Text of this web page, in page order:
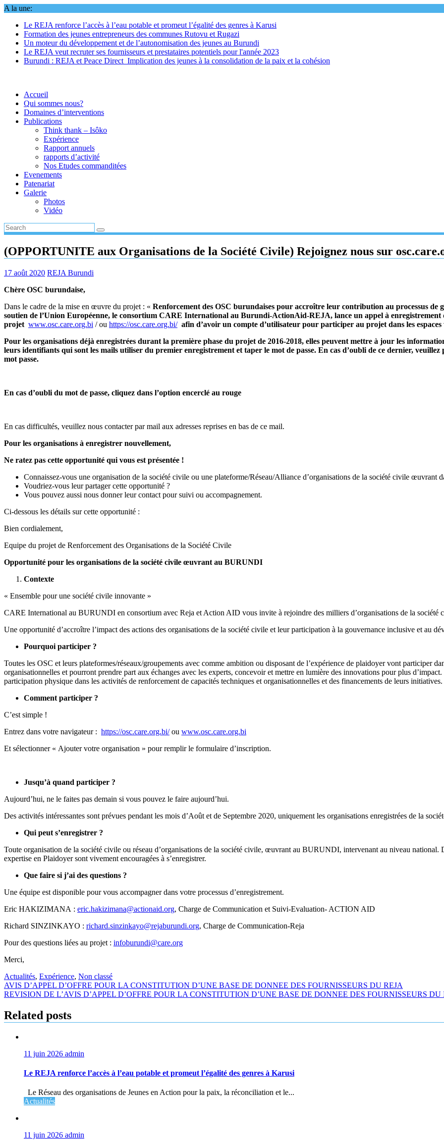
Skip
content
A la une:
Le REJA renforce l’accès à l’eau potable et promeut l’égalité des genres à Karusi
Formation des jeunes entrepreneurs des communes Rutovu et Rugazi
Un moteur du développement et de l’autonomisation des jeunes au Burundi
Le REJA veut recruter ses fournisseurs et prestataires potentiels pour l'année 2023
Burundi : REJA et Peace Direct_Implication des jeunes à la consolidation de la paix et la cohésion
Accueil
Qui sommes nous?
Domaines d’interventions
Publications
Think thank – Isôko
Expérience
Rapport annuels
rapports d’activité
Nos Etudes commanditées
Evenements
Patenariat
Galerie
Photos
Vidéo
(OPPORTUNITE aux Organisations de la Société Civile) Rejoignez nous sur
17 août 2020 REJA Burundi
Chère OSC burundaise,
Dans le cadre de la mise en œuvre du projet : « Renforcement des OSC burundaises pour accroître leur contribution au processus de
soutien de l’Union Européenne, le consortium CARE International au Burundi-ActionAid-REJA, lance un appel à enregistrement
projet www.osc.care.org.bi / ou https://osc.care.org.bi/ afin d’avoir un compte d’utilisateur pour participer au projet dans les
Pour les organisations déjà enregistrées durant la première phase du projet de 2016-2018, elles peuvent mettre à jour les
leurs identifiants qui sont les mails utiliser du premier enregistrement et taper le mot de passe. En cas d’oubli de ce dernier,
mot passe.
En cas d’oubli du mot de passe, cliquez dans l’option encerclé au rouge
En cas difficultés, veuillez nous contacter par mail aux adresses reprises en bas de ce mail.
Pour les organisations à enregistrer nouvellement,
Ne ratez pas cette opportunité qui vous est présentée !
Connaissez-vous une organisation de la société civile ou une plateforme/Réseau/Alliance d’organisations de la société civile œuvrant
Voudriez-vous leur partager cette opportunité ?
Vous pouvez aussi nous donner leur contact pour suivi ou accompagnement.
Ci-dessous les détails sur cette opportunité :
Bien cordialement,
Equipe du projet de Renforcement des Organisations de la Société Civile
Opportunité pour les organisations de la société civile œuvrant au BURUNDI
Contexte
« Ensemble pour une société civile innovante »
CARE International au BURUNDI en consortium avec Reja et Action AID vous invite à rejoindre des milliers d’organisations de la société
Une opportunité d’accroître l’impact des actions des organisations de la société civile et leur participation à la gouvernance inclusive et au
Pourquoi participer ?
Toutes les OSC et leurs plateformes/réseaux/groupements avec comme ambition ou disposant de l’expérience de plaidoyer vont participer
organisationnelles et pourront prendre part aux échanges avec les experts, concevoir et mettre en lumière des innovations pour plus
participation physique dans les activités de renforcement de capacités techniques et organisationnelles et des financements de leurs initiatives.
Comment participer ?
C’est simple !
Entrez dans votre navigateur : https://osc.care.org.bi/ou www.osc.care.org.bi
Et sélectionner « Ajouter votre organisation » pour remplir le formulaire d’inscription.
Jusqu’à quand participer ?
Aujourd’hui, ne le faites pas demain si vous pouvez le faire aujourd’hui.
Des activités intéressantes sont prévues pendant les mois d’Août et de Septembre 2020, uniquement les organisations enregistrées de la
Qui peut s’enregistrer ?
Toute organisation de la société civile ou réseau d’organisations de la société civile, œuvrant au BURUNDI, intervenant au niveau
expertise en Plaidoyer sont vivement encouragées à s’enregistrer.
Que faire si j’ai des questions ?
Une équipe est disponible pour vous accompagner dans votre processus d’enregistrement.
Eric HAKIZIMANA : eric.hakizimana@actionaid.org, Charge de Communication et Suivi-Evaluation- ACTION AID
Richard SINZINKAYO : richard.sinzinkayo@rejaburundi.org, Charge de Communication-Reja
Pour des questions liées au projet : infoburundi@care.org
Merci,
Actualités, Expérience, Non classé
Navigation
de
l’article
AVIS D’APPEL D’OFFRE POUR LA CONSTITUTION D’UNE BASE DE DONNEE DES FOURNISSEURS DU REJA
REVISION DE L’AVIS D’APPEL D’OFFRE POUR LA CONSTITUTION D’UNE BASE DE DONNEE DES FOURNISSEURS DU
Related posts
11 juin 2026 admin
Le REJA renforce l’accès à l’eau potable et promeut l’égalité des genres à Karusi
Le Réseau des organisations de Jeunes en Action pour la paix, la réconciliation et le...
Actualités
11 juin 2026 admin